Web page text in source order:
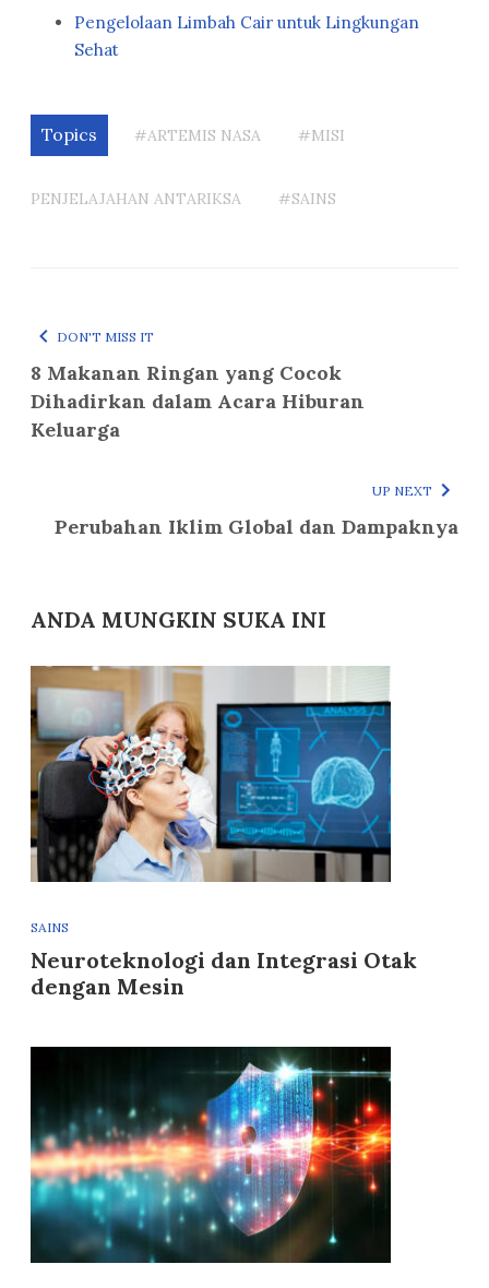
Pengelolaan Limbah Cair untuk Lingkungan
Sehat
Topics #ARTEMIS NASA #MISI
PENJELAJAHAN ANTARIKSA #SAINS
DON'T MISS IT
8 Makanan Ringan yang Cocok
Dihadirkan dalam Acara Hiburan
Keluarga
UP NEXT
Perubahan Iklim Global dan Dampaknya
ANDA MUNGKIN SUKA INI
SAINS
Neuroteknologi dan Integrasi Otak
dengan Mesin